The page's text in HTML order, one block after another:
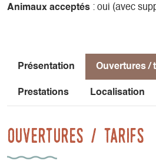
Route des savoir-faire, produits
Remise de 30€ sur location
Animaux acceptés : oui (avec
Présentation Ouvertures /
Prestations Localisation
Ouvertures / tarifs